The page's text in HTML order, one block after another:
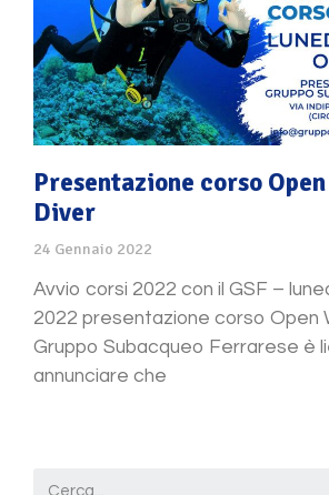
Presentazione corso
Diver
24 Gennaio 2022
Avvio corsi 2022 con il GSF –
2022 presentazione corso Open
Gruppo Subacqueo Ferrarese è
annunciare che